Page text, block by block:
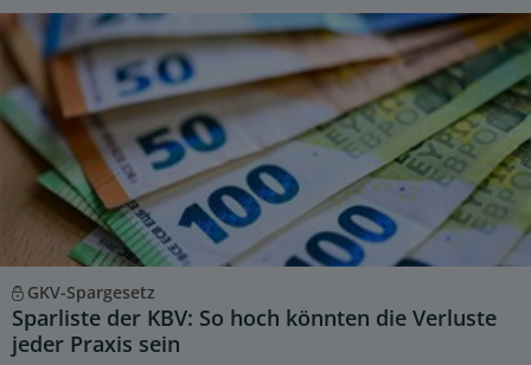
GKV-Spargesetz
Sparliste der KBV: So hoch könnten die Verluste
jeder Praxis sein